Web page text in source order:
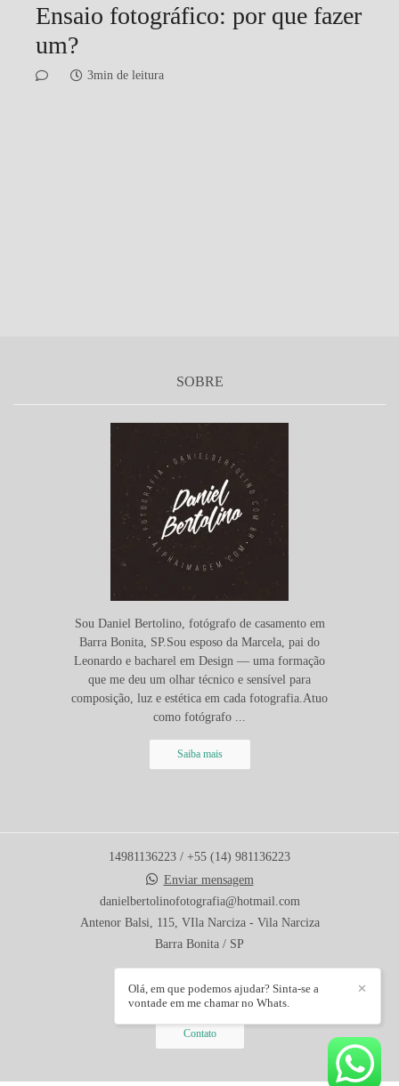
Ensaio fotográfico: por que fazer
um?
3min de leitura
SOBRE
Sou Daniel Bertolino, fotógrafo de casamento em
Barra Bonita, SP.Sou esposo da Marcela, pai do
Leonardo e bacharel em Design — uma formação
que me deu um olhar técnico e sensível para
composição, luz e estética em cada fotografia.Atuo
como fotógrafo ...
Saiba mais
14981136223 / +55 (14) 981136223
Enviar mensagem
danielbertolinofotografia@hotmail.com
Antenor Balsi, 115, VIla Narciza - Vila Narciza
Barra Bonita / SP
Contato
✕
Olá, em que podemos ajudar? Sinta-se a
vontade em me chamar no Whats.